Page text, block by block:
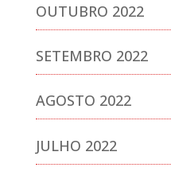
OUTUBRO 2022
SETEMBRO 2022
AGOSTO 2022
JULHO 2022